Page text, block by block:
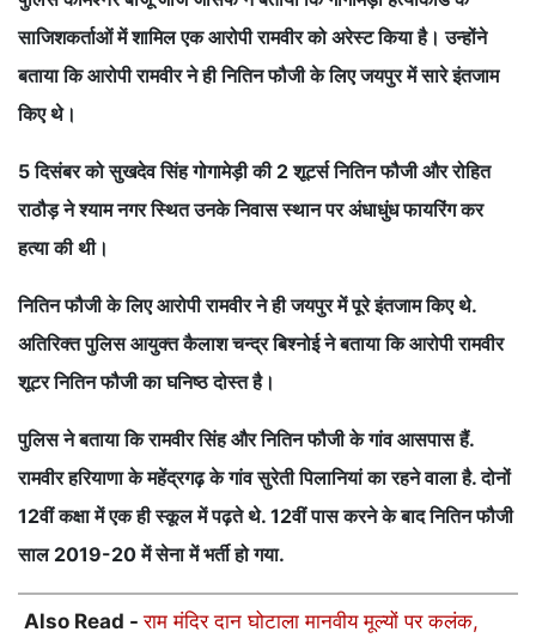
साजिशकर्ताओं में शामिल एक आरोपी रामवीर को अरेस्ट किया है। उन्होंने
बताया कि आरोपी रामवीर ने ही नितिन फौजी के लिए जयपुर में सारे इंतजाम
किए थे।
5 दिसंबर को सुखदेव सिंह गोगामेड़ी की 2 शूटर्स नितिन फौजी और रोहित
राठौड़ ने श्याम नगर स्थित उनके निवास स्थान पर अंधाधुंध फायरिंग कर
हत्या की थी।
नितिन फौजी के लिए आरोपी रामवीर ने ही जयपुर में पूरे इंतजाम किए थे.
अतिरिक्त पुलिस आयुक्त कैलाश चन्द्र बिश्नोई ने बताया कि आरोपी रामवीर
शूटर नितिन फौजी का घनिष्ठ दोस्त है।
पुलिस ने बताया कि रामवीर सिंह और नितिन फौजी के गांव आसपास हैं.
रामवीर हरियाणा के महेंद्रगढ़ के गांव सुरेती पिलानियां का रहने वाला है. दोनों
12वीं कक्षा में एक ही स्कूल में पढ़ते थे. 12वीं पास करने के बाद नितिन फौजी
साल 2019-20 में सेना में भर्ती हो गया.
Also Read -राम मंदिर दान घोटाला मानवीय मूल्यों पर कलंक,